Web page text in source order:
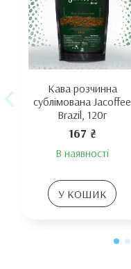
Кава розчинна
сублімована Jacoffee
Brazil, 120г
167 ₴
В наявності
У КОШИК